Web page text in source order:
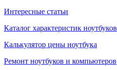
Интересные статьи
Каталог характеристик ноутбуков
Калькулятор цены ноутбука
Ремонт ноутбуков и компьютеров